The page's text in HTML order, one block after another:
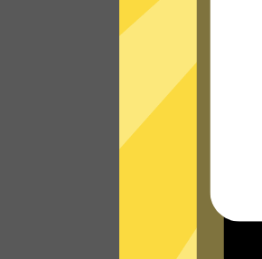
准备好体验我们运
雄加速器VPN网络
看看其他人对